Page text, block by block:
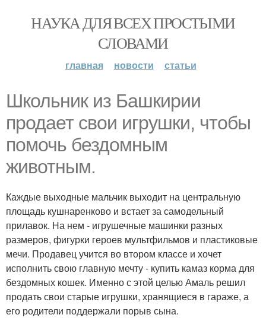
НАУКА ДЛЯ ВСЕХ ПРОСТЫМИ
СЛОВАМИ
главная новости статьи
Школьник из Башкирии
продает свои игрушки, чтобы
помочь бездомным
животным.
Каждые выходные мальчик выходит на центральную
площадь кушнаренково и встает за самодельный
прилавок. На нем - игрушечные машинки разных
размеров, фигурки героев мультфильмов и пластиковые
мечи. Продавец учится во втором классе и хочет
исполнить свою главную мечту - купить камаз корма для
бездомных кошек. Именно с этой целью Амаль решил
продать свои старые игрушки, хранящиеся в гараже, а
его родители поддержали порыв сына.